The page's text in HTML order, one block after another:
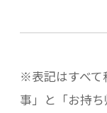
※表記はすべて
事」と「お持